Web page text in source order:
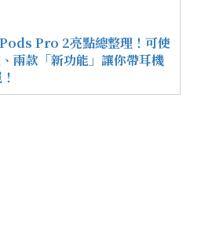
Pro 2亮點總整理！可使
兩款「新功能」讓你帶耳機